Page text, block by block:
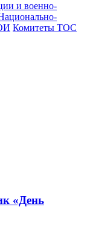
и военно-
Комитеты ТОС
«День